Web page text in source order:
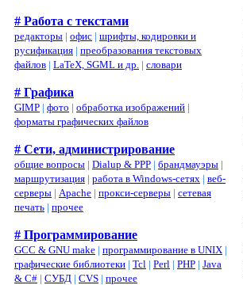
# Работа с текстами
редакторы | офис | шрифты, кодировки и
русификация | преобразования текстовых
файлов | LaTeX, SGML и др. | словари
# Графика
GIMP | фото | обработка изображений |
форматы графических файлов
# Сети, администрирование
общие вопросы | Dialup & PPP | брандмауэры |
маршрутизация | работа в Windows-сетях | веб-
серверы | Apache | прокси-серверы | сетевая
печать | прочее
# Программирование
GCC & GNU make | программирование в UNIX |
графические библиотеки | Tcl | Perl | PHP | Java
& C# | СУБД | CVS | прочее